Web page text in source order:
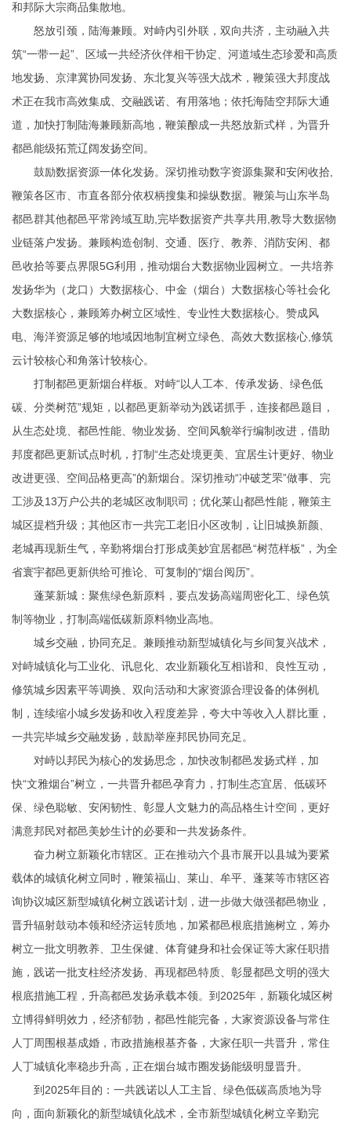
和邦际大宗商品集散地。
怒放引颈，陆海兼顾。对峙内引外联，双向共济，主动融入共
筑“一带一起”、区域一共经济伙伴相干协定、河道域生态珍爱和高质
地发扬、京津冀协同发扬、东北复兴等强大战术，鞭策强大邦度战
术正在我市高效集成、交融践诺、有用落地；依托海陆空邦际大通
道，加快打制陆海兼顾新高地，鞭策酿成一共怒放新式样，为晋升
都邑能级拓荒辽阔发扬空间。
鼓励数据资源一体化发扬。深切推动数字资源集聚和安闲收拾,
鞭策各区市、市直各部分依权柄搜集和操纵数据。鞭策与山东半岛
都邑群其他都邑平常跨域互助,完毕数据资产共享共用,教导大数据物
业链落户发扬。兼顾构造创制、交通、医疗、教养、消防安闲、都
邑收拾等要点界限5G利用，推动烟台大数据物业园树立。一共培养
发扬华为（龙口）大数据核心、中金（烟台）大数据核心等社会化
大数据核心，兼顾筹办树立区域性、专业性大数据核心。赞成风
电、海洋资源足够的地域因地制宜树立绿色、高效大数据核心,修筑
云计较核心和角落计较核心。
打制都邑更新烟台样板。对峙“以人工本、传承发扬、绿色低
碳、分类树范”规矩，以都邑更新举动为践诺抓手，连接都邑题目，
从生态处境、都邑性能、物业发扬、空间风貌举行编制改进，借助
邦度都邑更新试点时机，打制“生态处境更美、宜居生计更好、物业
改进更强、空间品格更高”的新烟台。深切推动“冲破芝罘”做事、完
工涉及13万户公共的老城区改制职司；优化莱山都邑性能，鞭策主
城区提档升级；其他区市一共完工老旧小区改制，让旧城换新颜、
老城再现新生气，辛勤将烟台打形成美妙宜居都邑“树范样板”，为全
省寰宇都邑更新供给可推论、可复制的“烟台阅历”。
蓬莱新城：聚焦绿色新原料，要点发扬高端周密化工、绿色筑
制等物业，打制高端低碳新原料物业高地。
城乡交融，协同充足。兼顾推动新型城镇化与乡间复兴战术，
对峙城镇化与工业化、讯息化、农业新颖化互相谐和、良性互动，
修筑城乡因素平等调换、双向活动和大家资源合理设备的体例机
制，连续缩小城乡发扬和收入程度差异，夸大中等收入人群比重，
一共完毕城乡交融发扬，鼓励举座邦民协同充足。
对峙以邦民为核心的发扬思念，加快改制都邑发扬式样，加
快“文雅烟台”树立，一共晋升都邑孕育力，打制生态宜居、低碳环
保、绿色聪敏、安闲韧性、彰显人文魅力的高品格生计空间，更好
满意邦民对都邑美妙生计的必要和一共发扬条件。
奋力树立新颖化市辖区。正在推动六个县市展开以县城为要紧
载体的城镇化树立同时，鞭策福山、莱山、牟平、蓬莱等市辖区咨
询协议城区新型城镇化树立践诺计划，进一步做大做强都邑物业，
晋升辐射鼓动本领和经济运转质地，加紧都邑根底措施树立，筹办
树立一批文明教养、卫生保健、体育健身和社会保证等大家任职措
施，践诺一批支柱经济发扬、再现都邑特质、彰显都邑文明的强大
根底措施工程，升高都邑发扬承载本领。到2025年，新颖化城区树
立博得鲜明效力，经济郁勃，都邑性能完备，大家资源设备与常住
人丁周围根基成婚，市政措施根基齐备，大家任职一共晋升，常住
人丁城镇化率稳步升高，正在烟台城市圈发扬能级明显晋升。
到2025年目的：一共践诺以人工主旨、绿色低碳高质地为导
向，面向新颖化的新型城镇化战术，全市新型城镇化树立辛勤完